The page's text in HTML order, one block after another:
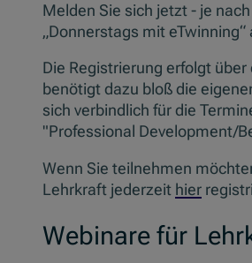
Melden Sie sich jetzt - je
„Donnerstags mit eTwinning“
Die Registrierung erfolgt
benötigt dazu bloß die
sich verbindlich für die
"Professional Development/
Wenn Sie teilnehmen
Lehrkraft jederzeit hier
Webinare für